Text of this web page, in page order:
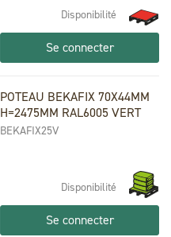
Disponibilité
Se connecter
POTEAU BEKAFIX 70X44MM
H=2475MM RAL6005 VERT
BEKAFIX25V
Disponibilité
Se connecter